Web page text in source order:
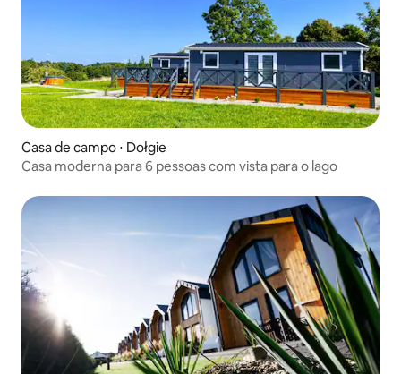
Casa de campo ⋅ Dołgie
Casa moderna para 6 pessoas com vista para o lago